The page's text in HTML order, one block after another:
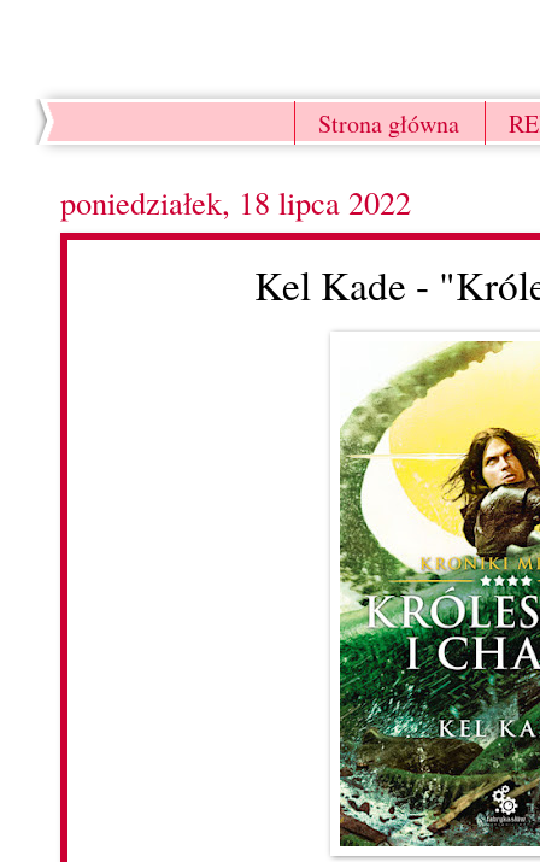
Strona główna
poniedziałek, 18 lipca 2022
Kel Kade -